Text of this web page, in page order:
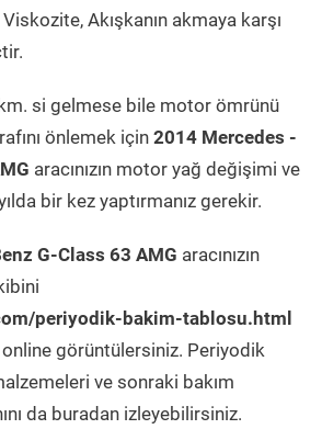
Akışkanın akmaya karşı
si gelmese bile motor ömrünü
önlemek için 2014 Mercedes -
aracınızın motor yağ değişimi ve
bir kez yaptırmanız gerekir.
G-Class 63 AMG aracınızın
periyodik-bakim-tablosu.html
görüntülersiniz. Periyodik
ve sonraki bakım
da buradan izleyebilirsiniz.